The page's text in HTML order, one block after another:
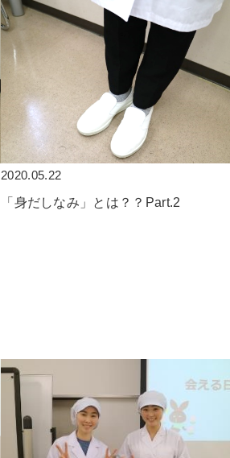
2020.05.22
「身だしなみ」とは？？Part.2